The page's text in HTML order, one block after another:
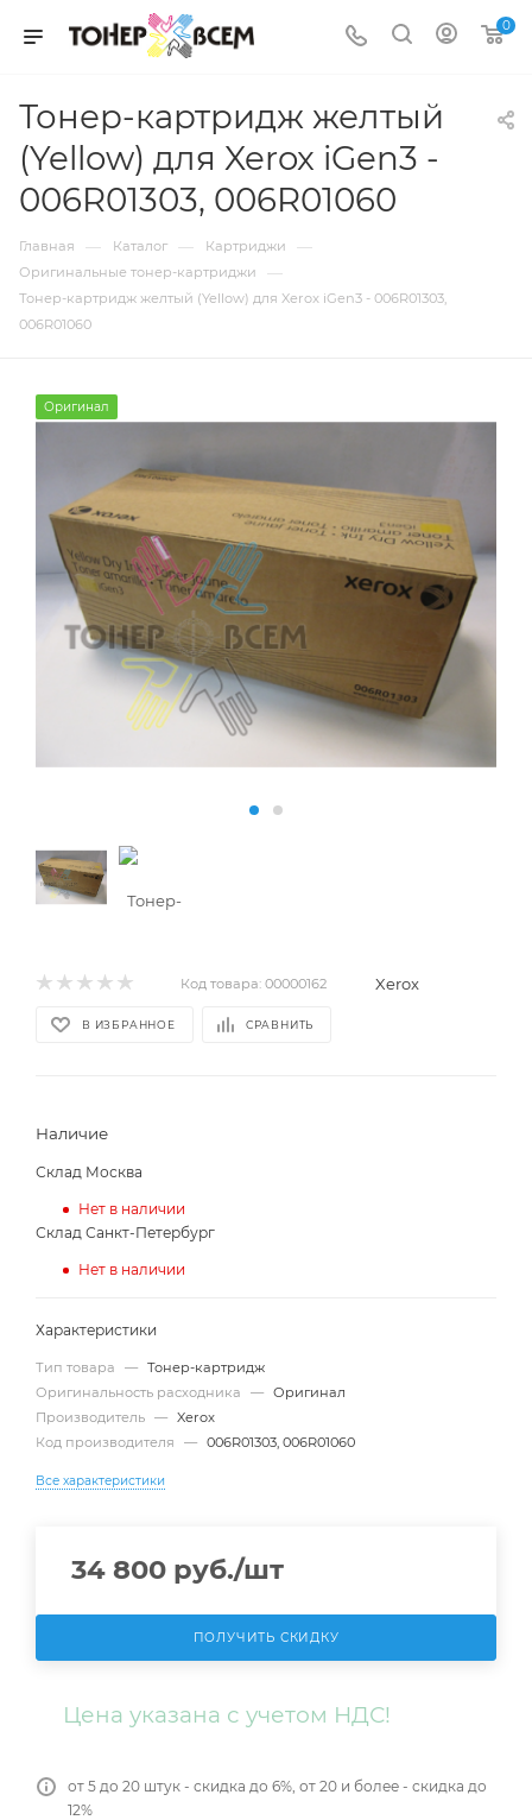
0
Тонер-картридж желтый
(Yellow) для Xerox iGen3 -
006R01303, 006R01060
Главная — Каталог — Картриджи —
Оригинальные тонер-картриджи —
Тонер-картридж желтый (Yellow) для Xerox iGen3 - 006R01303,
006R01060
Оригинал
Код товара: 00000162 Xerox
В ИЗБРАННОЕ СРАВНИТЬ
Наличие
Склад Москва
Нет в наличии
Склад Санкт-Петербург
Нет в наличии
Характеристики
Тип товара — Тонер-картридж
Оригинальность расходника
— Оригинал
Производитель — Xerox
Код производителя
— 006R01303, 006R01060
Все характеристики
34 800 руб./шт
ПОЛУЧИТЬ СКИДКУ
Цена указана с учетом НДС!
от 5 до 20 штук - скидка до 6%, от 20 и более - скидка до
12%